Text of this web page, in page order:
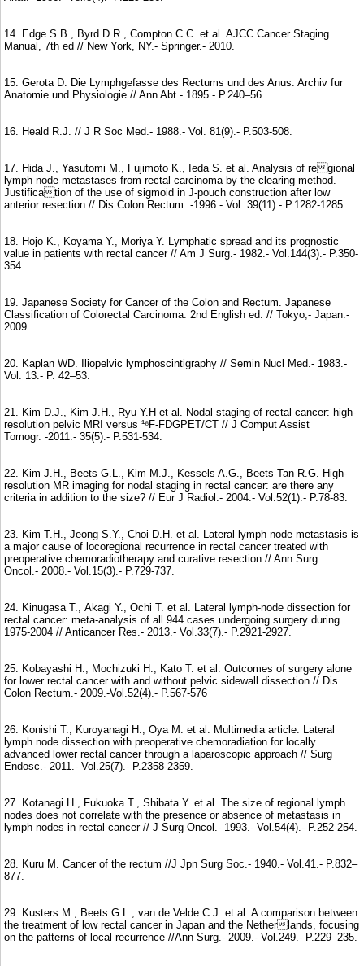
14. Edge S.B., Byrd D.R., Compton C.C. et al. AJCC Cancer Staging
Manual, 7th ed // New York, NY.- Springer.- 2010.
15. Gerota D. Die Lymphgefasse des Rectums und des Anus. Archiv fur
Anatomie und Physiologie // Ann Abt.- 1895.- P.240–56.
16. Heald R.J. // J R Soc Med.- 1988.- Vol. 81(9).- P.503-508.
17. Hida J., Yasutomi M., Fujimoto K., Ieda S. et al. Analysis of regional
lymph node metastases from rectal carcinoma by the clearing method.
Justification of the use of sigmoid in J-pouch construction after low
anterior resection // Dis Colon Rectum. -1996.- Vol. 39(11).- P.1282-1285.
18. Hojo K., Koyama Y., Moriya Y. Lymphatic spread and its prognostic
value in patients with rectal cancer // Am J Surg.- 1982.- Vol.144(3).- P.350-
354.
19. Japanese Society for Cancer of the Colon and Rectum. Japanese
Classification of Colorectal Carcinoma. 2nd English ed. // Tokyo,- Japan.-
2009.
20. Kaplan WD. Iliopelvic lymphoscintigraphy // Semin Nucl Med.- 1983.-
Vol. 13.- P. 42–53.
21. Kim D.J., Kim J.H., Ryu Y.H et al. Nodal staging of rectal cancer: high-
resolution pelvic MRI versus ¹⁸F-FDGPET/CT // J Comput Assist
Tomogr. -2011.- 35(5).- P.531-534.
22. Kim J.H., Beets G.L., Kim M.J., Kessels A.G., Beets-Tan R.G. High-
resolution MR imaging for nodal staging in rectal cancer: are there any
criteria in addition to the size? // Eur J Radiol.- 2004.- Vol.52(1).- P.78-83.
23. Kim T.H., Jeong S.Y., Choi D.H. et al. Lateral lymph node metastasis is
a major cause of locoregional recurrence in rectal cancer treated with
preoperative chemoradiotherapy and curative resection // Ann Surg
Oncol.- 2008.- Vol.15(3).- P.729-737.
24. Kinugasa T., Akagi Y., Ochi T. et al. Lateral lymph-node dissection for
rectal cancer: meta-analysis of all 944 cases undergoing surgery during
1975-2004 // Anticancer Res.- 2013.- Vol.33(7).- P.2921-2927.
25. Kobayashi H., Mochizuki H., Kato T. et al. Outcomes of surgery alone
for lower rectal cancer with and without pelvic sidewall dissection // Dis
Colon Rectum.- 2009.-Vol.52(4).- P.567-576
26. Konishi T., Kuroyanagi H., Oya M. et al. Multimedia article. Lateral
lymph node dissection with preoperative chemoradiation for locally
advanced lower rectal cancer through a laparoscopic approach // Surg
Endosc.- 2011.- Vol.25(7).- P.2358-2359.
27. Kotanagi H., Fukuoka T., Shibata Y. et al. The size of regional lymph
nodes does not correlate with the presence or absence of metastasis in
lymph nodes in rectal cancer // J Surg Oncol.- 1993.- Vol.54(4).- P.252-254.
28. Kuru M. Cancer of the rectum //J Jpn Surg Soc.- 1940.- Vol.41.- P.832–
877.
29. Kusters M., Beets G.L., van de Velde C.J. et al. A comparison between
the treatment of low rectal cancer in Japan and the Netherlands, focusing
on the patterns of local recurrence //Ann Surg.- 2009.- Vol.249.- P.229–235.